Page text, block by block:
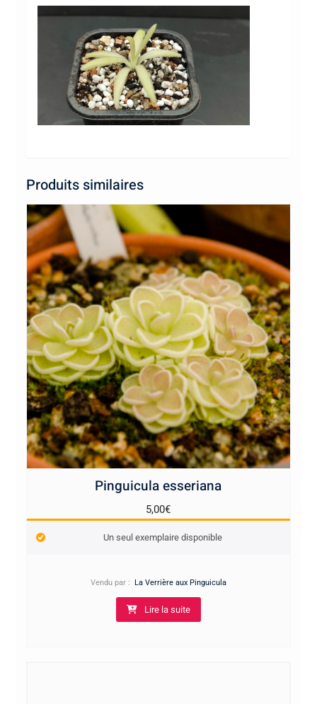
Produits similaires
Pinguicula esseriana
5,00€
Un seul exemplaire disponible
Vendu par : La Verrière aux Pinguicula
Lire la suite